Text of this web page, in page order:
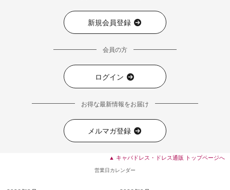
新規会員登録
会員の方
ログイン
お得な最新情報をお届け
メルマガ登録
▲ キャバドレス・ドレス通販 トップページへ
営業日カレンダー